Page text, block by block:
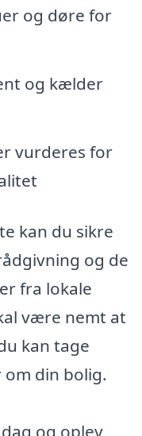
og døre for
og kælder
vurderes for
kan du sikre
og de
fra lokale
være nemt at
kan tage
din bolig.
og oplev,